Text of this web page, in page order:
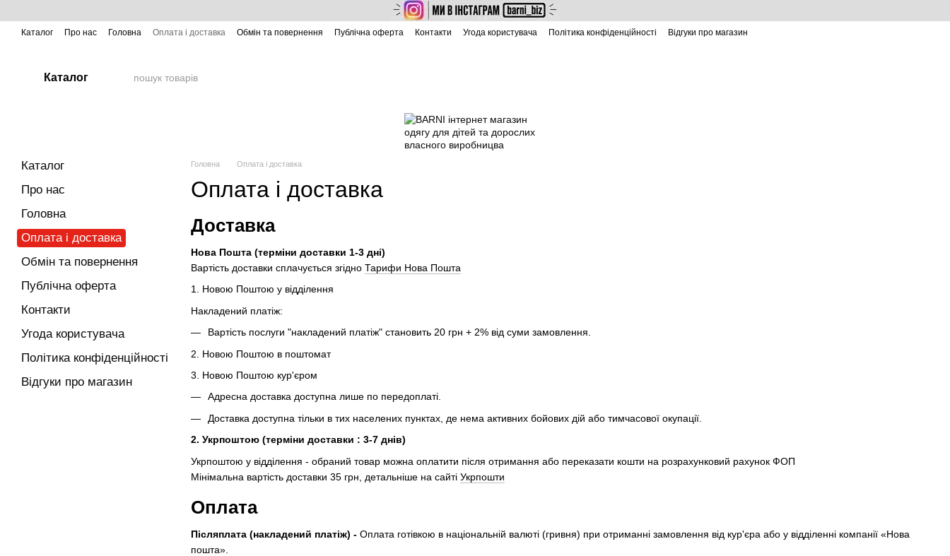
Каталог Про нас Головна Оплата і доставка Обмін та повернення Публічна оферта Контакти Угода користувача Політика конфіденційності Відгуки про магазин
Каталог
Головна Оплата і доставка
Оплата і доставка
Доставка
Нова Пошта (терміни доставки 1-3 дні)
Вартість доставки сплачується згідно Тарифи Нова Пошта
1. Новою Поштою у відділення
Накладений платіж:
Вартість послуги "накладений платіж" становить 20 грн + 2% від суми замовлення.
2. Новою Поштою в поштомат
3. Новою Поштою кур'єром
Адресна доставка доступна лише по передоплаті.
Доставка доступна тільки в тих населених пунктах, де нема активних бойових дій або тимчасової окупації.
2. Укрпоштою (терміни доставки : 3-7 днів)
Укрпоштою у відділення - обраний товар можна оплатити після отримання або переказати кошти на розрахунковий рахунок ФОП
Мінімальна вартість доставки 35 грн, детальніше на сайті Укрпошти
Оплата
Післяплата (накладений платіж) - Оплата готівкою в національній валюті (гривня) при отриманні замовлення від кур'єра або у відділенні компанії «Нова
пошта».
Каталог
Про нас
Головна
Оплата і доставка
Обмін та повернення
Публічна оферта
Контакти
Угода користувача
Політика конфіденційності
Відгуки про магазин